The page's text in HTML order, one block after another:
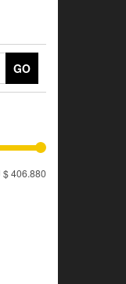
GO
$ 406.880